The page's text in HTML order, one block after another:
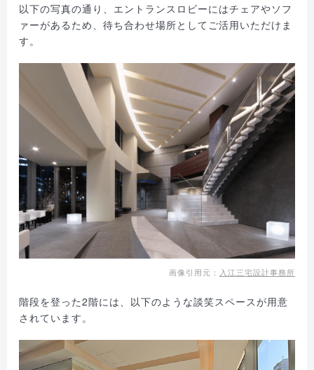
以下の写真の通り、エントランスロビーにはチェアやソフ
ァーがあるため、待ち合わせ場所としてご活用いただけま
す。
画像引用元： 入江三宅設計事務所
階段を登った2階には、以下のような談笑スペースが用意
されています。